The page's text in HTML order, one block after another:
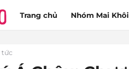
Trang chủ Nhóm Mai Khôi
tức